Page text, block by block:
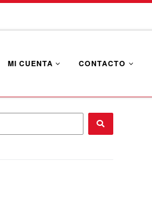
MI CUENTA CONTACTO